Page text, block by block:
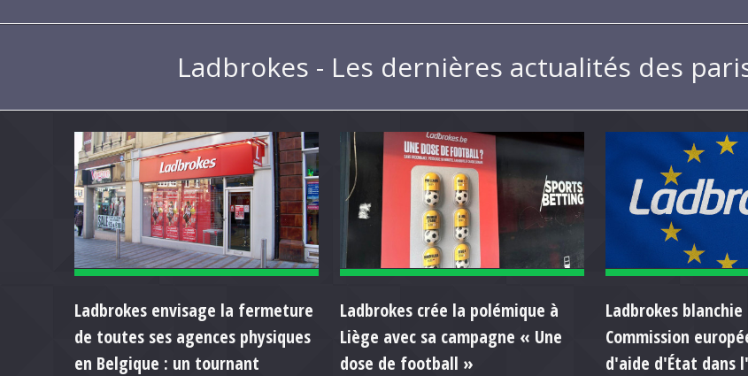
Ladbrokes - Les dernières actualités des
Ladbrokes envisage la fermeture
de toutes ses agences physiques
en Belgique : un tournant
Ladbrokes crée la polémique à
Liège avec sa campagne « Une
dose de football »
Ladbrokes
Commission
d'aide d'État dans